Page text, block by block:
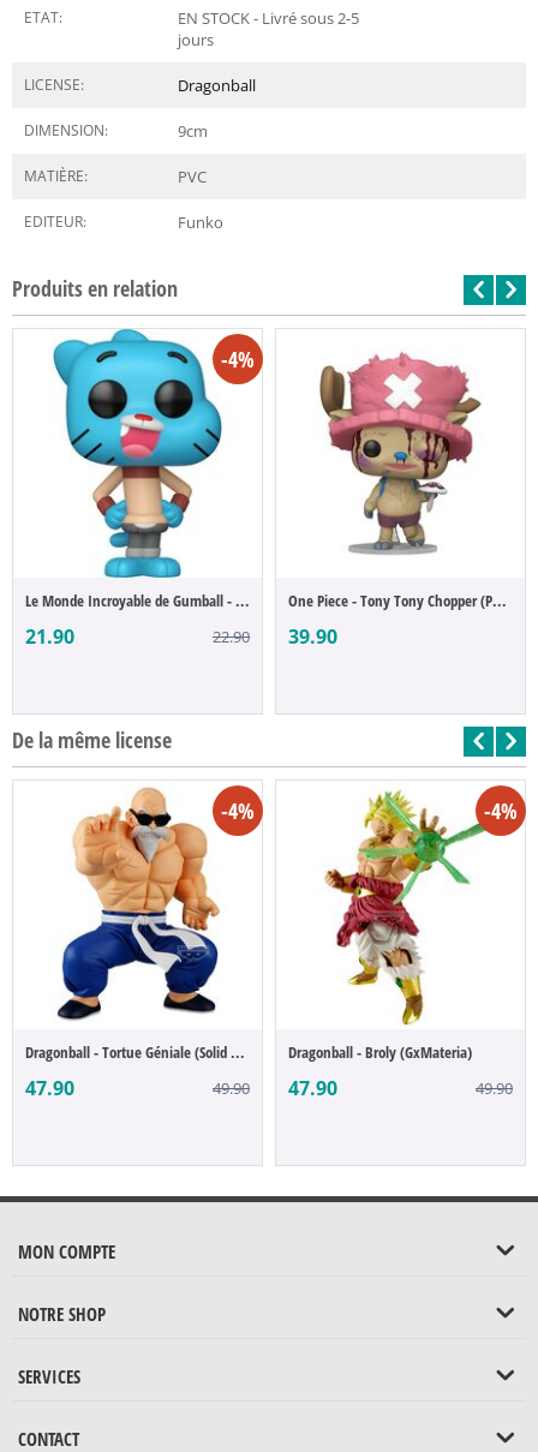
ETAT:
EN STOCK - Livré sous 2-5
jours
LICENSE: Dragonball
DIMENSION: 9cm
MATIÈRE: PVC
EDITEUR: Funko
Produits en relation
-4%
Le Monde Incroyable de Gumball - Gumball ...
21.90 22.90
One Piece - Tony Tony Chopper (POP Figure)
39.90
De la même license
-4%
Dragonball - Tortue Géniale (Solid Edge W...
47.90 49.90
-4%
Dragonball - Broly (GxMateria)
47.90 49.90
MON COMPTE
NOTRE SHOP
SERVICES
CONTACT